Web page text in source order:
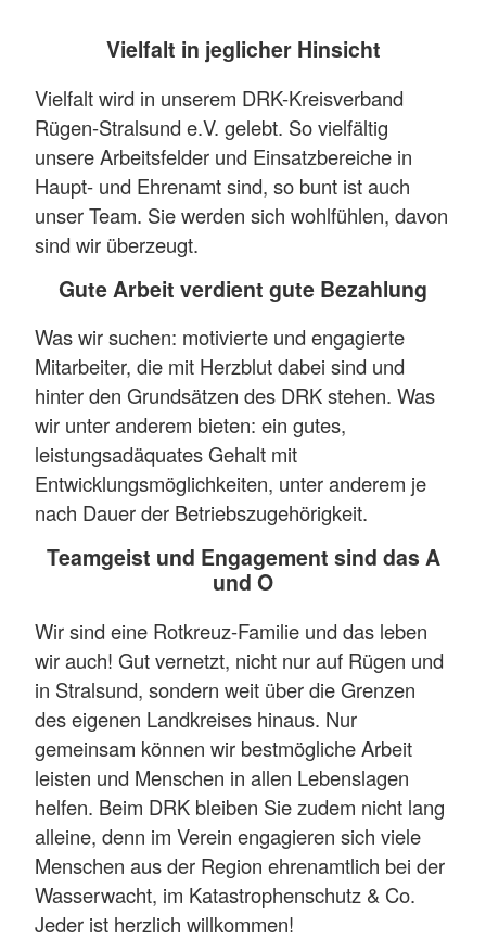
Vielfalt in jeglicher Hinsicht
Vielfalt wird in unserem DRK-Kreisverband
Rügen-Stralsund e.V. gelebt. So vielfältig
unsere Arbeitsfelder und Einsatzbereiche in
Haupt- und Ehrenamt sind, so bunt ist auch
unser Team. Sie werden sich wohlfühlen, davon
sind wir überzeugt.
Gute Arbeit verdient gute Bezahlung
Was wir suchen: motivierte und engagierte
Mitarbeiter, die mit Herzblut dabei sind und
hinter den Grundsätzen des DRK stehen. Was
wir unter anderem bieten: ein gutes,
leistungsadäquates Gehalt mit
Entwicklungsmöglichkeiten, unter anderem je
nach Dauer der Betriebszugehörigkeit.
Teamgeist und Engagement sind das A
und O
Wir sind eine Rotkreuz-Familie und das leben
wir auch! Gut vernetzt, nicht nur auf Rügen und
in Stralsund, sondern weit über die Grenzen
des eigenen Landkreises hinaus. Nur
gemeinsam können wir bestmögliche Arbeit
leisten und Menschen in allen Lebenslagen
helfen. Beim DRK bleiben Sie zudem nicht lang
alleine, denn im Verein engagieren sich viele
Menschen aus der Region ehrenamtlich bei der
Wasserwacht, im Katastrophenschutz & Co.
Jeder ist herzlich willkommen!